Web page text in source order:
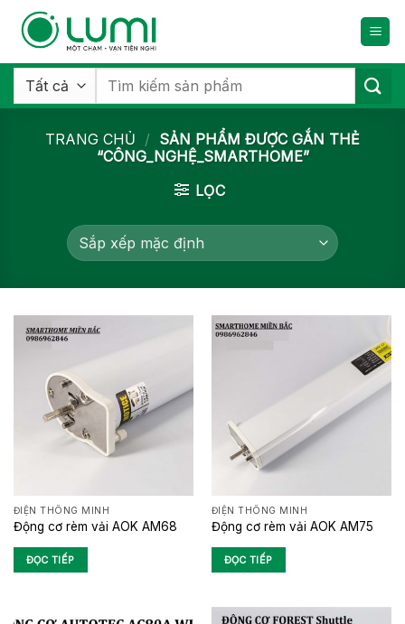
qua
dung
Tìm
TRANG CHỦ / SẢN PHẨM ĐƯỢC GẮN THẺ
“CÔNG_NGHỆ_SMARTHOME”
LỌC
ĐIỆN THÔNG MINH
Động cơ rèm vải AOK AM68
ĐỌC TIẾP
ĐIỆN THÔNG MINH
Động cơ rèm vải AOK AM75
ĐỌC TIẾP